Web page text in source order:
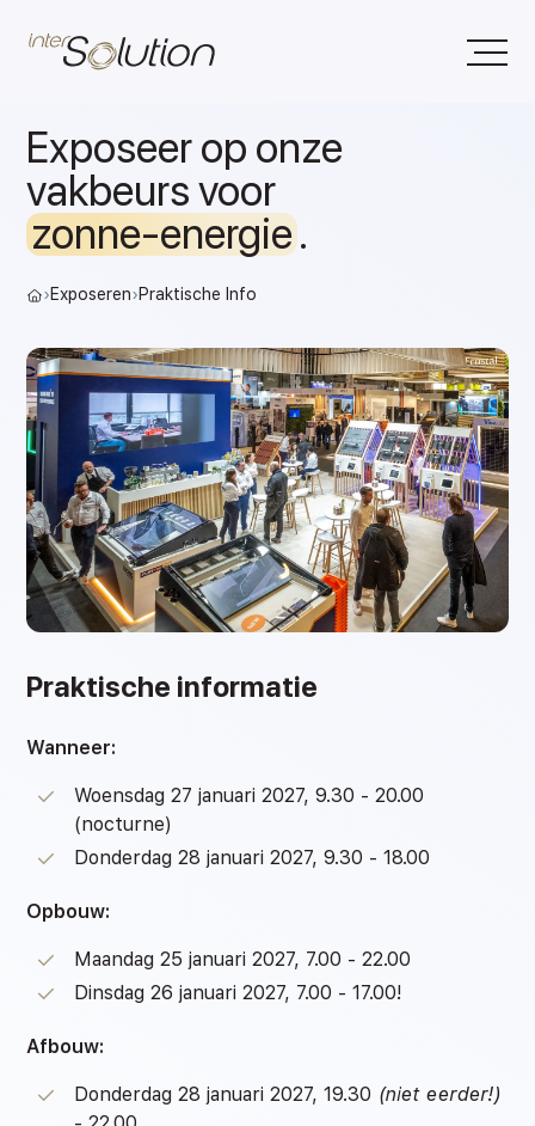
Exposeer op onze
vakbeurs voor
zonne-energie.
›Exposeren›Praktische Info
Praktische informatie
Wanneer:
Woensdag 27 januari 2027, 9.30 - 20.00
(nocturne)
Donderdag 28 januari 2027, 9.30 - 18.00
Opbouw:
Maandag 25 januari 2027, 7.00 - 22.00
Dinsdag 26 januari 2027, 7.00 - 17.00!
Afbouw:
Donderdag 28 januari 2027, 19.30 (niet eerder!)